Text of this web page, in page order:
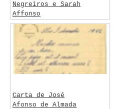
Negreiros e Sarah
Affonso
Negreiros, José
Afonso de Almada
Carta de José
Afonso de Almada